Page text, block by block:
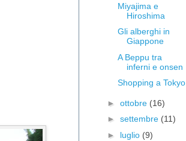
Miyajima e
Hiroshima
Gli alberghi in
Giappone
A Beppu tra
inferni e onsen
Shopping a Tokyo
► ottobre (16)
► settembre (11)
► luglio (9)